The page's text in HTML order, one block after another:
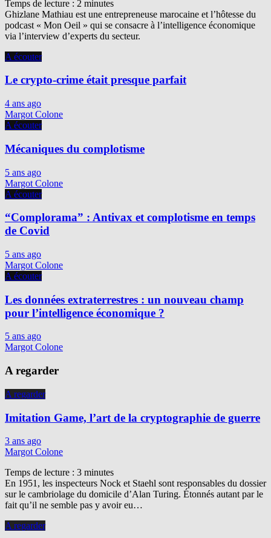
Temps de lecture : 2 minutes
Ghizlane Mathiau est une entrepreneuse marocaine et l’hôtesse du
podcast « Mon Oeil » qui se consacre à l’intelligence économique
via l’interview d’experts du secteur.
A écouter
Le crypto-crime était presque parfait
4 ans ago
Margot Colone
A écouter
Mécaniques du complotisme
5 ans ago
Margot Colone
A écouter
“Complorama” : Antivax et complotisme en temps
de Covid
5 ans ago
Margot Colone
A écouter
Les données extraterrestres : un nouveau champ
pour l’intelligence économique ?
5 ans ago
Margot Colone
A regarder
A regarder
Imitation Game, l’art de la cryptographie de guerre
3 ans ago
Margot Colone
Temps de lecture : 3 minutes
En 1951, les inspecteurs Nock et Staehl sont responsables du dossier
sur le cambriolage du domicile d’Alan Turing. Étonnés autant par le
fait qu’il ne semble pas y avoir eu…
A regarder